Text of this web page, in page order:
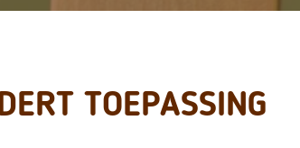
TOEPASSING